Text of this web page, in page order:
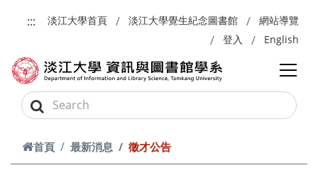
:::
淡江大學首頁 淡江大學覺生紀念圖書館
網站導覽
登入
English
首頁 最新消息 徵才公告